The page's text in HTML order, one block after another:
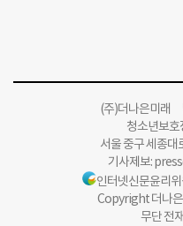
(주)더나은미래
청소년보호
서울 중구 세종
기사제보:
인터넷신문윤리
Copyright 더나
무단 전